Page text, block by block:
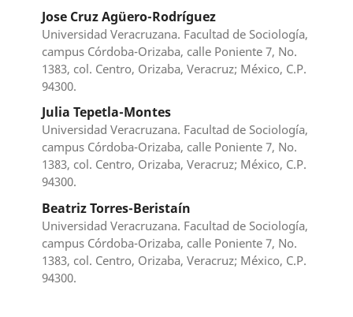
Jose Cruz Agüero-Rodríguez
Universidad Veracruzana. Facultad de Sociología,
campus Córdoba-Orizaba, calle Poniente 7, No.
1383, col. Centro, Orizaba, Veracruz; México, C.P.
94300.
Julia Tepetla-Montes
Universidad Veracruzana. Facultad de Sociología,
campus Córdoba-Orizaba, calle Poniente 7, No.
1383, col. Centro, Orizaba, Veracruz; México, C.P.
94300.
Beatriz Torres-Beristaín
Universidad Veracruzana. Facultad de Sociología,
campus Córdoba-Orizaba, calle Poniente 7, No.
1383, col. Centro, Orizaba, Veracruz; México, C.P.
94300.